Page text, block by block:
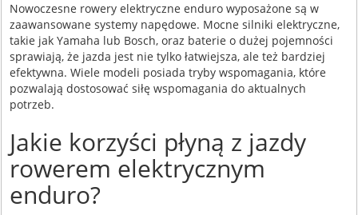
Nowoczesne rowery elektryczne enduro wyposażone są w
zaawansowane systemy napędowe. Mocne silniki elektryczne,
takie jak Yamaha lub Bosch, oraz baterie o dużej pojemności
sprawiają, że jazda jest nie tylko łatwiejsza, ale też bardziej
efektywna. Wiele modeli posiada tryby wspomagania, które
pozwalają dostosować siłę wspomagania do aktualnych
potrzeb.
Jakie korzyści płyną z jazdy
rowerem elektrycznym
enduro?